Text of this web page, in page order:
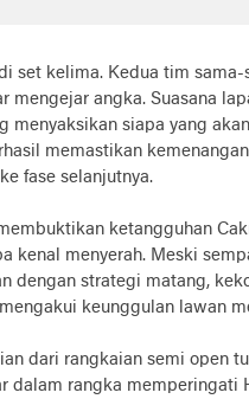
set kelima. Kedua tim
angka. Suasana
menyaksikan siapa yang
memastikan
fase selanjutnya.
ketangguhan
kenal menyerah. Meski
dengan strategi matang,
keunggulan lawan
dari rangkaian semi open
dalam rangka memperingati